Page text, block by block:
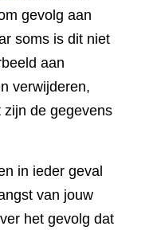
gevolg aan
soms is dit niet
aan
verwijderen,
de gegevens
in ieder geval
van jouw
het gevolg dat